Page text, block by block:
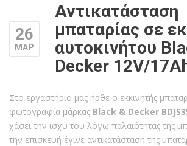
26
ΜΑΡ
Αντικατάσταση
μπαταρίας σε
αυτοκινήτου
Decker 12V/
Στο εργαστήριο μας ήρθε ο εκκινητής
φωτογραφία μάρκας Black & Decker
χάσει την ισχύ του λόγω παλαιότητας της
την επισκευή έγινε αντικατάσταση της